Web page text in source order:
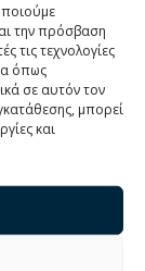
την πρόσβαση
τις τεχνολογίες
όπως
σε αυτόν τον
μπορεί
και